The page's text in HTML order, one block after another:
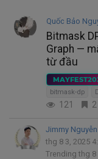
Quốc Bảo
Bitmask
Graph —
từ đầu
bitmask-dp
121 2
Jimmy Nguyễn
thg 8 3, 2025
Trending thg 8